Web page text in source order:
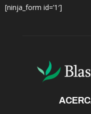
[ninja_form id=’1′]